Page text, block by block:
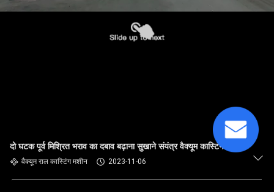
दो घटक पूर्व मिश्रित भराव का दबाव बढ़ाना सुखाने संयंत्र वैक्यूम कास्टिंग
वैक्यूम राल कास्टिंग मशीन 2023-11-06